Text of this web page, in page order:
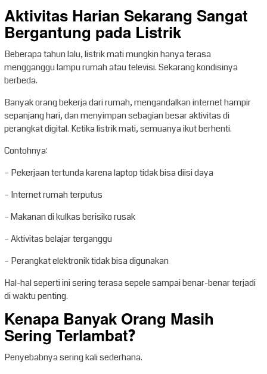
Aktivitas Harian Sekarang Sangat
Bergantung pada Listrik
Beberapa tahun lalu, listrik mati mungkin hanya terasa
mengganggu lampu rumah atau televisi. Sekarang kondisinya
berbeda.
Banyak orang bekerja dari rumah, mengandalkan internet hampir
sepanjang hari, dan menyimpan sebagian besar aktivitas di
perangkat digital. Ketika listrik mati, semuanya ikut berhenti.
Contohnya:
– Pekerjaan tertunda karena laptop tidak bisa diisi daya
– Internet rumah terputus
– Makanan di kulkas berisiko rusak
– Aktivitas belajar terganggu
– Perangkat elektronik tidak bisa digunakan
Hal-hal seperti ini sering terasa sepele sampai benar-benar terjadi
di waktu penting.
Kenapa Banyak Orang Masih
Sering Terlambat?
Penyebabnya sering kali sederhana.